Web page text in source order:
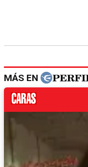
MÁS EN